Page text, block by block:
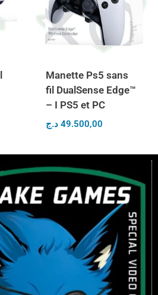
Manette Ps5 sans
fil DualSense Edge™
– I PS5 et PC
49.500,00 د.ج